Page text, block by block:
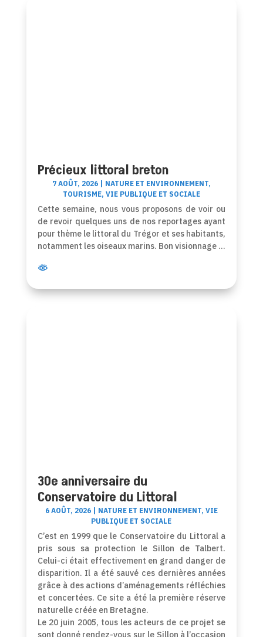
Précieux littoral breton
7 AOÛT, 2026| NATURE ET ENVIRONNEMENT,
TOURISME, VIE PUBLIQUE ET SOCIALE
Cette semaine, nous vous proposons de voir ou
de revoir quelques uns de nos reportages ayant
pour thème le littoral du Trégor et ses habitants,
notamment les oiseaux marins. Bon visionnage …
30e anniversaire du
Conservatoire du Littoral
6 AOÛT, 2026| NATURE ET ENVIRONNEMENT, VIE
PUBLIQUE ET SOCIALE
C’est en 1999 que le Conservatoire du Littoral a
pris sous sa protection le Sillon de Talbert.
Celui-ci était effectivement en grand danger de
disparition. Il a été sauvé ces dernières années
grâce à des actions d’aménagements réfléchies
et concertées. Ce site a été la première réserve
naturelle créée en Bretagne.
Le 20 juin 2005, tous les acteurs de ce projet se
sont donné rendez-vous sur le Sillon à l’occasion